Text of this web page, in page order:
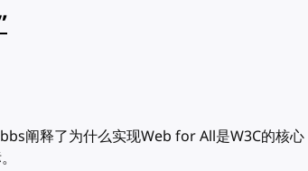
阐释了为什么实现Web for All是W3C的核心